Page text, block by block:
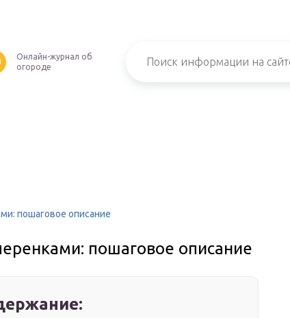
Онлайн-журнал об
огороде
пошаговое описание
пошаговое описание